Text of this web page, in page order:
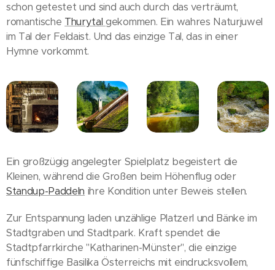
schon getestet und sind auch durch das verträumt,
romantische Thurytalgekommen. Ein wahres Naturjuwel
im Tal der Feldaist. Und das einzige Tal, das in einer
Hymne vorkommt.
Ein großzügig angelegter Spielplatz begeistert die
Kleinen, während die Großen beim Höhenflug oder
Standup-Paddeln ihre Kondition unter Beweis stellen.
Zur Entspannung laden unzählige Platzerl und Bänke im
Stadtgraben und Stadtpark. Kraft spendet die
Stadtpfarrkirche "Katharinen-Münster", die einzige
fünfschiffige Basilika Österreichs mit eindrucksvollem,